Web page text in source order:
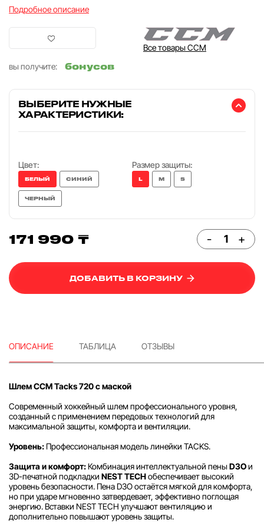
Подробное описание
Все товары CCM
вы получите:
бонусов
ВЫБЕРИТЕ НУЖНЫЕ
ХАРАКТЕРИСТИКИ:
Цвет:
БЕЛЫЙ СИНИЙ
ЧЕРНЫЙ
Размер защиты:
L M S
171 990 ₸ - +
ДОБАВИТЬ В КОРЗИНУ
ОПИСАНИЕ ТАБЛИЦА ОТЗЫВЫ
Шлем CCM Tacks 720 с маской
Современный хоккейный шлем профессионального уровня,
созданный с применением передовых технологий для
максимальной защиты, комфорта и вентиляции.
Уровень: Профессиональная модель линейки TACKS.
Защита и комфорт:Комбинация интеллектуальной пеныD3Oи
3D-печатной подкладки NEST TECHобеспечивает высокий
уровень безопасности. Пена D3O остаётся мягкой для комфорта,
но при ударе мгновенно затвердевает, эффективно поглощая
энергию. Вставки NEST TECH улучшают вентиляцию и
дополнительно повышают уровень защиты.